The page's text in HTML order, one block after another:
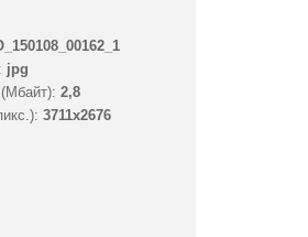
jpg
2,8
3711x2676